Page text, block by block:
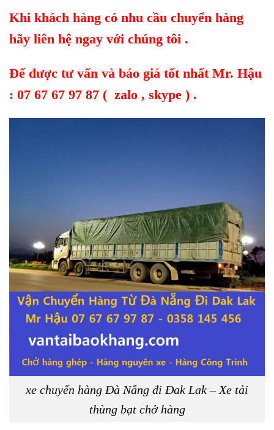
Khi khách hàng có nhu cầu chuyển hàng
hãy liên hệ ngay với chúng tôi .
Để được tư vấn và báo giá tốt nhất Mr. Hậu
: 07 67 67 97 87 ( zalo , skype ) .
xe chuyển hàng Đà Nẵng đi Đak Lak – Xe tải
thùng bạt chở hàng